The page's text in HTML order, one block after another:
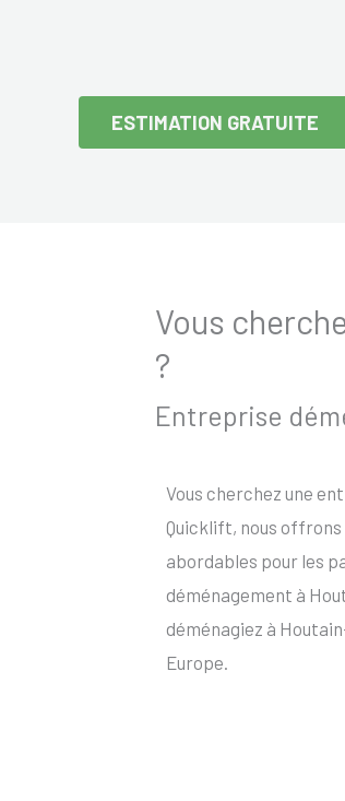
ESTIMATION GRATUITE
Vous
?
Entreprise
Vous cherchez une
Quicklift, nous offrons
abordables pour les
déménagement à
déménagiez à
Europe.